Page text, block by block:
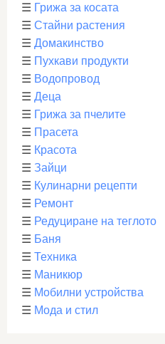
☰ Грижа за косата
☰ Стайни растения
☰ Домакинство
☰ Пухкави продукти
☰ Водопровод
☰ Деца
☰ Грижа за пчелите
☰ Прасета
☰ Красота
☰ Зайци
☰ Кулинарни рецепти
☰ Ремонт
☰ Редуциране на теглото
☰ Баня
☰ Техника
☰ Маникюр
☰ Мобилни устройства
☰ Мода и стил